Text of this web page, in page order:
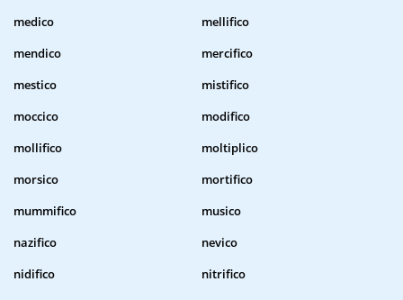
medico
mellifico
mendico
mercifico
mestico
mistifico
moccico
modifico
mollifico
moltiplico
morsico
mortifico
mummifico
musico
nazifico
nevico
nidifico
nitrifico